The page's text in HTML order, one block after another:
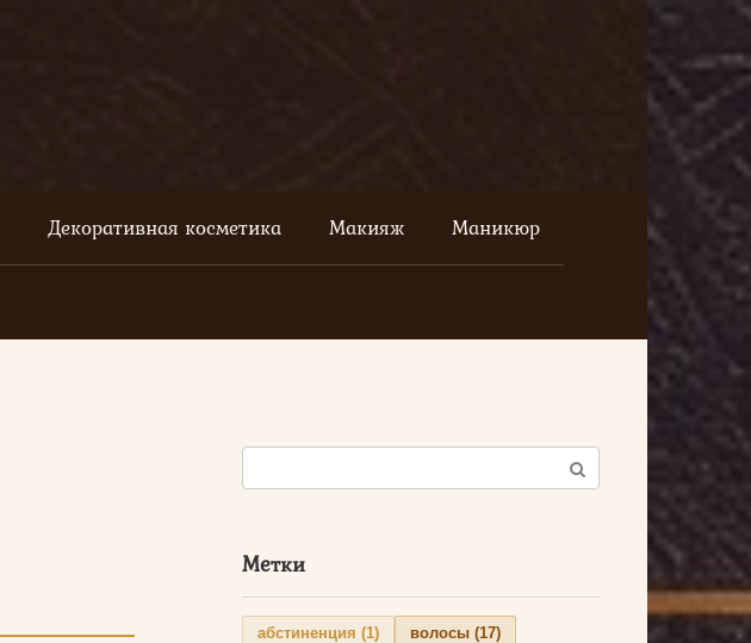
Декоративная косметика Макияж Маникюр
Поиск:
Метки
абстиненция (1) волосы (17)